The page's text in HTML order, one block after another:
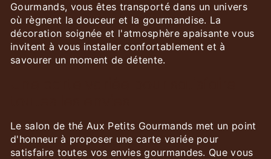
Gourmands, vous êtes transporté dans un univers
où règnent la douceur et la gourmandise. La
décoration soignée et l'atmosphère apaisante vous
invitent à vous installer confortablement et à
savourer un moment de détente.
Le salon de thé Aux Petits Gourmands met un point
d'honneur à proposer une carte variée pour
satisfaire toutes vos envies gourmandes. Que vous